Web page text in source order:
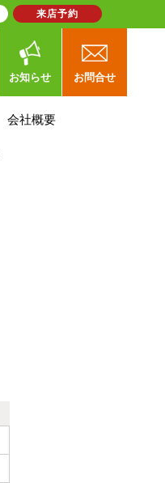
お知らせ お問合せ
会社概要
来店予約